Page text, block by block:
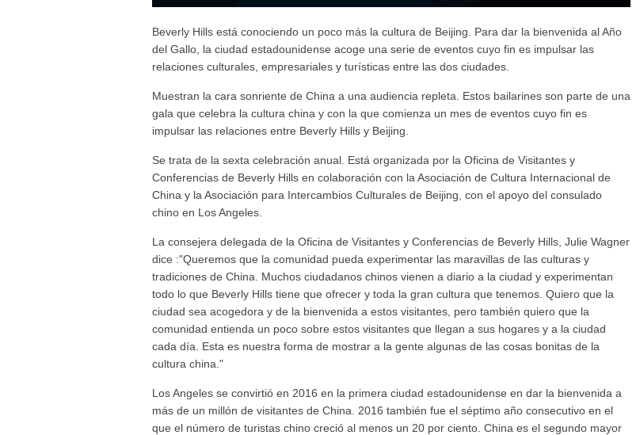
Beverly Hills está conociendo un poco más la cultura de Beijing. Para dar la bienvenida al Año
del Gallo, la ciudad estadounidense acoge una serie de eventos cuyo fin es impulsar las
relaciones culturales, empresariales y turísticas entre las dos ciudades.
Muestran la cara sonriente de China a una audiencia repleta. Estos bailarines son parte de una
gala que celebra la cultura china y con la que comienza un mes de eventos cuyo fin es
impulsar las relaciones entre Beverly Hills y Beijing.
Se trata de la sexta celebración anual. Está organizada por la Oficina de Visitantes y
Conferencias de Beverly Hills en colaboración con la Asociación de Cultura Internacional de
China y la Asociación para Intercambios Culturales de Beijing, con el apoyo del consulado
chino en Los Angeles.
La consejera delegada de la Oficina de Visitantes y Conferencias de Beverly Hills, Julie Wagner
dice :"Queremos que la comunidad pueda experimentar las maravillas de las culturas y
tradiciones de China. Muchos ciudadanos chinos vienen a diario a la ciudad y experimentan
todo lo que Beverly Hills tiene que ofrecer y toda la gran cultura que tenemos. Quiero que la
ciudad sea acogedora y de la bienvenida a estos visitantes, pero también quiero que la
comunidad entienda un poco sobre estos visitantes que llegan a sus hogares y a la ciudad
cada día. Esta es nuestra forma de mostrar a la gente algunas de las cosas bonitas de la
cultura china."
Los Angeles se convirtió en 2016 en la primera ciudad estadounidense en dar la bienvenida a
más de un millón de visitantes de China. 2016 también fue el séptimo año consecutivo en el
que el número de turistas chino creció al menos un 20 por ciento. China es el segundo mayor